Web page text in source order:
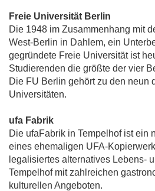
Freie Universität Berlin
Die 1948 im Zusammenhang mit
West-Berlin in Dahlem, ein
gegründete Freie Universität ist
Studierenden die größte der vier
Die FU Berlin gehört zu den neun
Universitäten.
ufa Fabrik
Die ufaFabrik in Tempelhof ist ein
eines ehemaligen UFA-
legalisiertes alternatives Lebens-
Tempelhof mit zahlreichen
kulturellen Angeboten.